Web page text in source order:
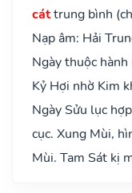
cáttrung bình
Nạp âm: Hải
Ngày thuộc
Kỷ Hợi nhờ Kim
Ngày Sửu lục
cục. Xung Mùi,
Mùi. Tam Sát kị